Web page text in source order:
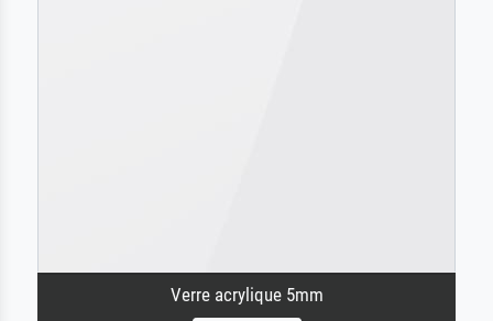
Verre acrylique 5mm